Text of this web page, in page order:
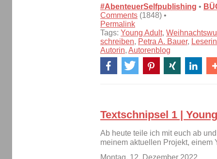
#AbenteuerSelfpublishing •
Comments (1848) •
Permalink
Tags: Young Adult,
schreiben, Petra A. Bauer,
Autorin, Autorenblog
Textschnipsel 1 |
Ab heute teile ich mit euch ab
meinem aktuellen Projekt, einem